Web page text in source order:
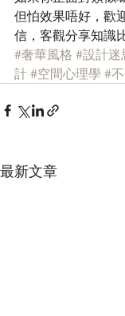
但怕效果唔好，歡
信，客觀分享知識
#奢華風格 #設計迷
計 #空間心理學 #
最新文章